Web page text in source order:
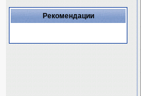
Рекомендации